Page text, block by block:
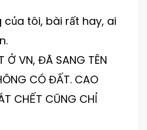
của tôi, bài rất hay, ai
Ở VN, ĐÃ SANG TÊN
CÓ ĐẤT. CAO
CHẾT CŨNG CHỈ